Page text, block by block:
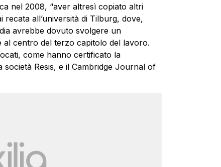
nel 2008, “aver altresì copiato altri
recata all’università di Tilburg, dove,
avrebbe dovuto svolgere un
al centro del terzo capitolo del lavoro.
come hanno certificato la
società Resis, e il Cambridge Journal of